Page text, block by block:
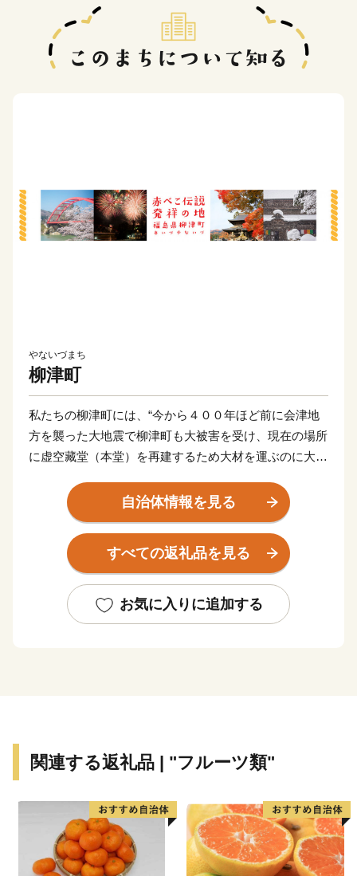
やないづまち
柳津町
私たちの柳津町には、“今から４００年ほど前に会津地
方を襲った大地震で柳津町も大被害を受け、現在の場所
に虚空藏堂（本堂）を再建するため大材を運ぶのに大変
く力強そうな赤毛の牛の群れが現れ、大材運搬に苦労し
ていた黒毛の牛を助けた”という、赤べこ伝説が伝わる
「赤べこ伝説発祥の地」です。町の至る所で赤べこを発
見することができます。
また、「いで湯の里」として知られています。昭和６
２年に圓藏寺境内でボーリングをして源泉の湧出に成功
ど、湯量が豊富であるのが特徴です。
赤べこで賑わう門前町、四季を彩る美しい自然、豊富な
温泉など、様々な魅力に溢れた柳津町に、楽しい旅の思
い出作りと疲れを癒しに来てください。
自治体情報を見る
すべての返礼品を見る
お気に入りに追加する
関連する返礼品 | "フルーツ類"